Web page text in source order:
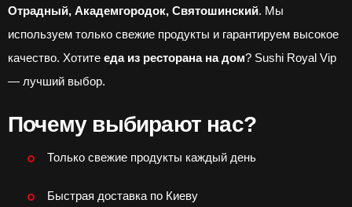
Отрадный, Академгородок, Святошинский. Мы
используем только свежие продукты и гарантируем высокое
качество. Хотите еда из ресторана на дом? Sushi Royal Vip
— лучший выбор.
Почему выбирают нас?
Только свежие продукты каждый день
Быстрая доставка по Киеву